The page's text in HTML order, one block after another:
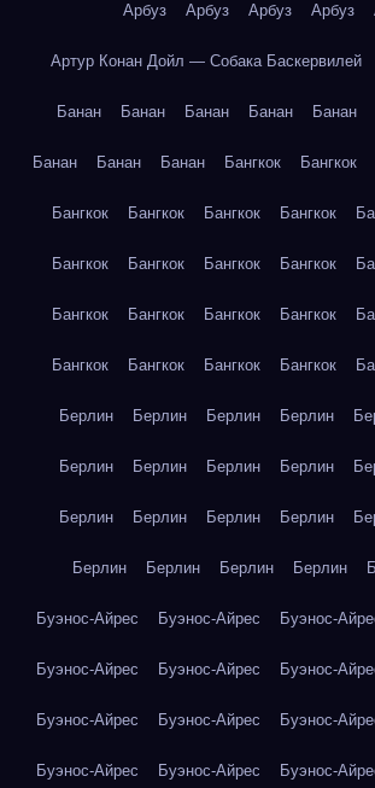
Арбуз Арбуз Арбуз Арбуз
Артур Конан Дойл — Собака Баскервилей
Банан Банан Банан Банан Банан
Банан Банан Банан Бангкок Бангкок
Бангкок Бангкок Бангкок Бангкок
Бангкок Бангкок Бангкок Бангкок
Бангкок Бангкок Бангкок Бангкок
Бангкок Бангкок Бангкок Бангкок
Берлин Берлин Берлин Берлин
Берлин Берлин Берлин Берлин
Берлин Берлин Берлин Берлин
Берлин Берлин Берлин Берлин
Буэнос-Айрес Буэнос-Айрес Буэнос-
Буэнос-Айрес Буэнос-Айрес Буэнос-
Буэнос-Айрес Буэнос-Айрес Буэнос-
Буэнос-Айрес Буэнос-Айрес Буэнос-